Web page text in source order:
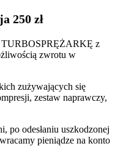
250 zł
TURBOSPRĘŻARKĘ z
zwrotu w
zużywających się
zestaw naprawczy,
po odesłaniu uszkodzonej
pieniądze na konto